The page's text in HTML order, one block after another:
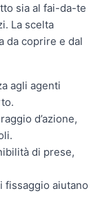
sia al fai-da-te
La scelta
da coprire e dal
agli agenti
d’azione,
di prese,
fissaggio aiutano